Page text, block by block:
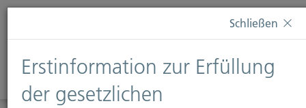
Diese Webseite verwendet Cookies. Wenn Sie weiterhin
Informationen finden Sie auf unserer SeiteDatenschutz
Diese Nachricht nicht erneut anzeigen
Schließen
Erstinformation zur Erfüllung
der gesetzlichen